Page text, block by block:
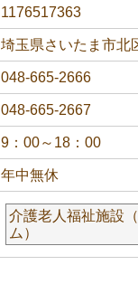
1176517363
埼玉県さいたま市北
048-665-2666
048-665-2667
9：00～18：00
年中無休
介護老人福祉施設
ム）